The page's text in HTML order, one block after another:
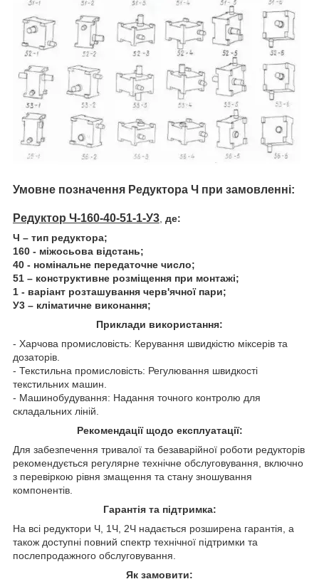
Умовне позначення Редуктора Ч при замовленні:
Редуктор Ч-160-40-51-1-У3 де:
Ч – тип редуктора;
160 - міжосьова відстань;
40 - номінальне передаточне число;
51 – конструктивне розміщення при монтажі;
1 - варіант розташування черв'ячної пари;
У3 – кліматичне виконання;
Приклади використання:
- Харчова промисловість: Керування швидкістю міксерів та
дозаторів.
- Текстильна промисловість: Регулювання швидкості
текстильних машин.
- Машинобудування: Надання точного контролю для
складальних ліній.
Рекомендації щодо експлуатації:
Для забезпечення тривалої та безаварійної роботи редукторів
рекомендується регулярне технічне обслуговування, включно
з перевіркою рівня змащення та стану зношування
компонентів.
Гарантія та підтримка:
На всі редуктори Ч, 1Ч, 2Ч надається розширена гарантія, а
також доступні повний спектр технічної підтримки та
послепродажного обслуговування.
Як замовити: